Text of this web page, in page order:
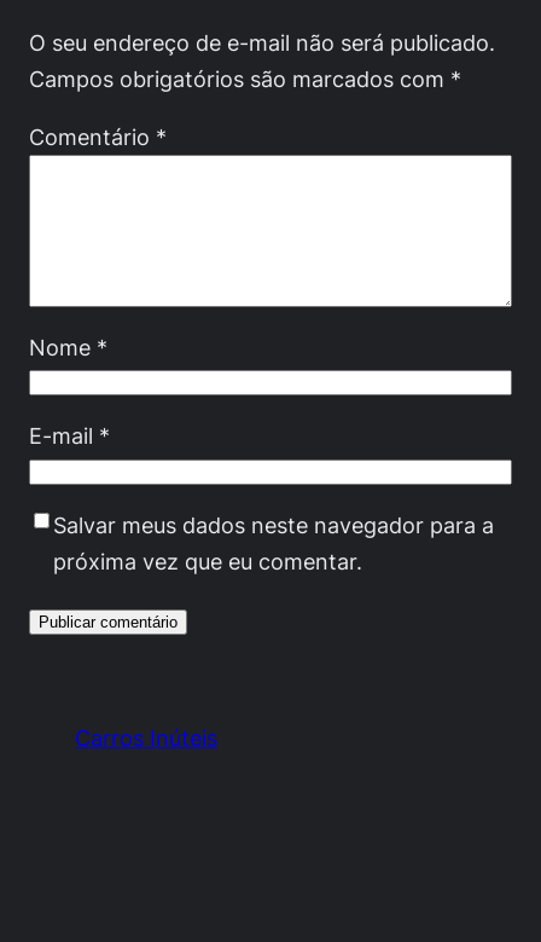
O seu endereço de e-mail não será publicado.
Campos obrigatórios são marcados com *
Comentário *
Nome *
E-mail *
Salvar meus dados neste navegador para a
próxima vez que eu comentar.
Carros Inúteis